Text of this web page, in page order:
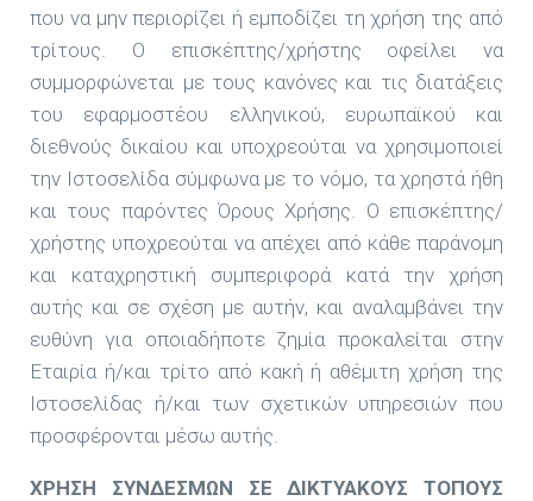
που να μην περιορίζει ή εμποδίζει τη χρήση της από
τρίτους. Ο επισκέπτης/χρήστης οφείλει να
συμμορφώνεται με τους κανόνες και τις διατάξεις
του εφαρμοστέου ελληνικού, ευρωπαϊκού και
διεθνούς δικαίου και υποχρεούται να χρησιμοποιεί
την Ιστοσελίδα σύμφωνα με το νόμο, τα χρηστά ήθη
και τους παρόντες Όρους Χρήσης. Ο επισκέπτης/
χρήστης υποχρεούται να απέχει από κάθε παράνομη
και καταχρηστική συμπεριφορά κατά την χρήση
αυτής και σε σχέση με αυτήν, και αναλαμβάνει την
ευθύνη για οποιαδήποτε ζημία προκαλείται στην
Εταιρία ή/και τρίτο από κακή ή αθέμιτη χρήση της
Ιστοσελίδας ή/και των σχετικών υπηρεσιών που
προσφέρονται μέσω αυτής.
ΧΡΗΣΗ ΣΥΝΔΕΣΜΩΝ ΣΕ ΔΙΚΤΥΑΚΟΥΣ ΤΟΠΟΥΣ